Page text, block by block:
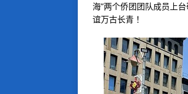
海”两个侨团团队成员上
谊万古长青！